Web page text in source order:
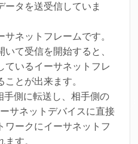
ータを送受信していま
ネットフレームです。
て受信を開始すると、
ているイーサネットフレ
とが出来ます。
手側に転送し、相手側の
サネットデバイスに直接
ワークにイーサネットフ
す。